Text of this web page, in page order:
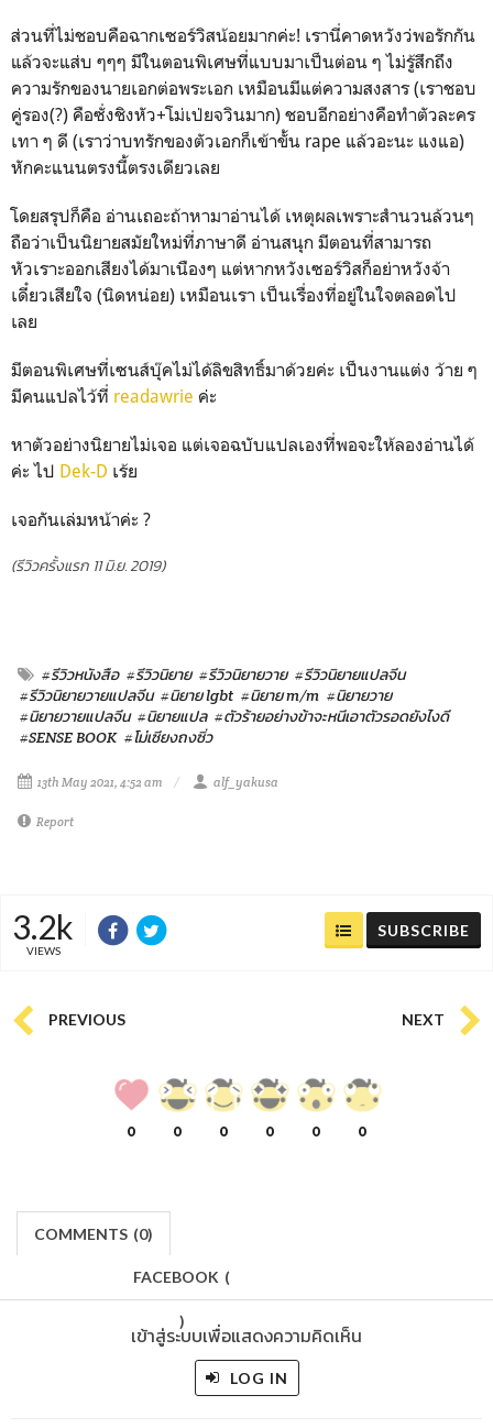
ส่วนที่ไม่ชอบคือฉากเซอร์วิสน้อยมากค่ะ! เรานี่คาดหวังว่พอรักกัน
แล้วจะแส่บ ๆๆๆ มีในตอนพิเศษที่แบบมาเป็นต่อน ๆ ไม่รู้สึกถึง
ความรักของนายเอกต่อพระเอก เหมือนมีแต่ความสงสาร (เราชอบ
คู่รอง(?) คือซั่งชิงหัว+โม่เป่ยจวินมาก) ชอบอีกอย่างคือทำตัวละคร
เทา ๆ ดี (เราว่าบทรักของตัวเอกก็เข้าขั้น rape แล้วอะนะ แงแอ)
หักคะแนนตรงนี้ตรงเดียวเลย
โดยสรุปก็คือ อ่านเถอะถ้าหามาอ่านได้ เหตุผลเพราะสำนวนล้วนๆ
ถือว่าเป็นนิยายสมัยใหม่ที่ภาษาดี อ่านสนุก มีตอนที่สามารถ
หัวเราะออกเสียงได้มาเนืองๆ แต่หากหวังเซอร์วิสก็อย่าหวังจ้า
เดี๋ยวเสียใจ (นิดหน่อย) เหมือนเรา เป็นเรื่องที่อยู่ในใจตลอดไป
เลย
มีตอนพิเศษที่เซนส์บุ๊คไม่ได้ลิขสิทธิ์มาด้วยค่ะ เป็นงานแต่ง ว้าย ๆ
มีคนแปลไว้ที่ readawrie ค่ะ
หาตัวอย่างนิยายไม่เจอ แต่เจอฉบับแปลเองที่พอจะให้ลองอ่านได้
ค่ะ ไป Dek-D เร้ย
เจอกันเล่มหน้าค่ะ ?
(รีวิวครั้งแรก 11 มิ.ย. 2019)
#รีวิวหนังสือ #รีวิวนิยาย #รีวิวนิยายวาย #รีวิวนิยายแปลจีน
#รีวิวนิยายวายแปลจีน #นิยาย lgbt #นิยาย m/m #นิยายวาย
#นิยายวายแปลจีน #นิยายแปล #ตัวร้ายอย่างข้าจะหนีเอาตัวรอดยังไงดี
#SENSE BOOK #โม่เซียงถงซิ่ว
13th May 2021, 4:52 am alf_yakusa
Report
3.2k
VIEWS
SUBSCRIBE
PREVIOUS NEXT
0 0 0 0 0 0
COMMENTS (0)
FACEBOOK (
)
เข้าสู่ระบบเพื่อแสดงความคิดเห็น
LOG IN